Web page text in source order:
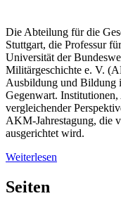
Die Abteilung für die
Stuttgart, die Professur
Universität der
Militärgeschichte e. V.
Ausbildung und Bildung
Gegenwart.
vergleichender
AKM-Jahrestagung, die
ausgerichtet wird.
Weiterlesen
Seiten